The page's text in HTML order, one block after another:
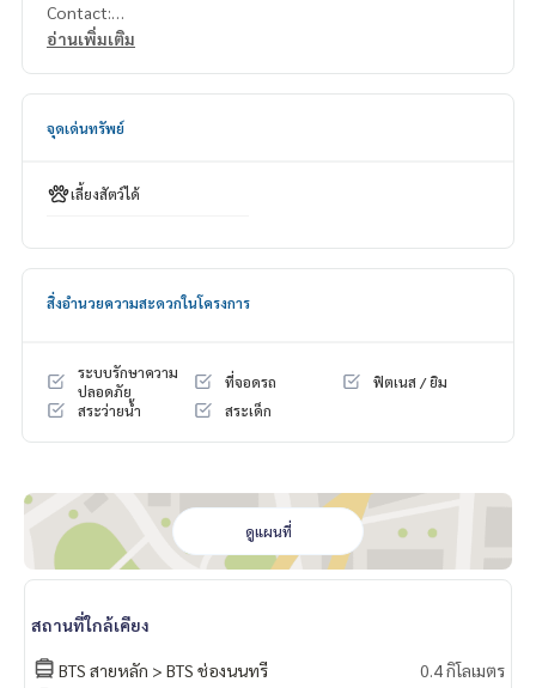
Contact:
Khun Nok: Mobile
rust
อ่านเพิ่มเติม
จุดเด่นทรัพย์
เลี้ยงสัตว์ได้
สิ่งอำนวยความสะดวกในโครงการ
ระบบรักษาความ
ปลอดภัย
ที่จอดรถ
ฟิตเนส / ยิม
สระว่ายน้ำ
สระเด็ก
ดูแผนที่
สถานที่ใกล้เคียง
BTS สายหลัก > BTS ช่องนนทรี
0.4 กิโลเมตร